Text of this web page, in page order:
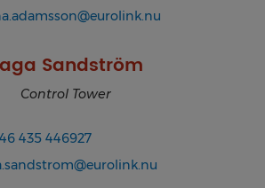
Sandström
Control Tower
435 446927